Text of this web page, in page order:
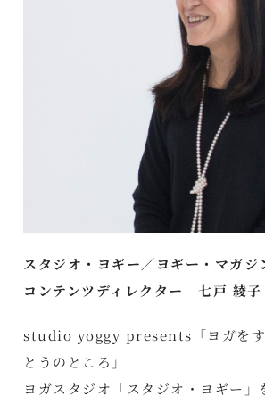
スタジオ・ヨギー／ヨギー・マガジ
コンテンツディレクター 七戸 綾子
studio yoggy presents「ヨガをす
とうのところ」
ヨガスタジオ「スタジオ・ヨギー」